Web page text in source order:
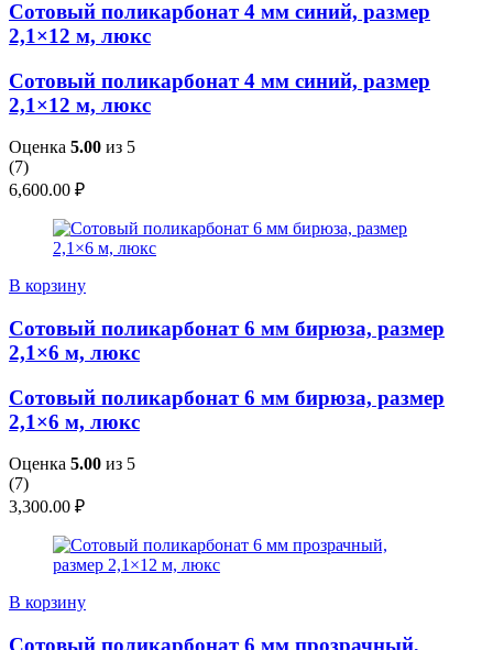
Сотовый поликарбонат 4 мм синий, размер
2,1×12 м, люкс
Сотовый поликарбонат 4 мм синий, размер
2,1×12 м, люкс
Оценка 5.00 из 5
(7)
6,600.00 ₽
В корзину
Сотовый поликарбонат 6 мм бирюза, размер
2,1×6 м, люкс
Сотовый поликарбонат 6 мм бирюза, размер
2,1×6 м, люкс
Оценка 5.00 из 5
(7)
3,300.00 ₽
В корзину
Сотовый поликарбонат 6 мм прозрачный,